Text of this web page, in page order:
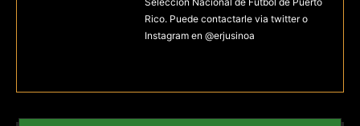
Rico. Puede contactarle via twitter o
Instagram en @erjusinoa